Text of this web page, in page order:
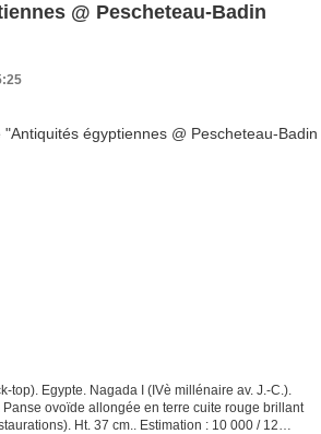
@ Pescheteau-Badin
top). Egypte. Nagada I (IVè millénaire av. J.-C.).
ovoïde allongée en terre cuite rouge brillant
Ht. 37 cm.. Estimation : 10 000 / 12